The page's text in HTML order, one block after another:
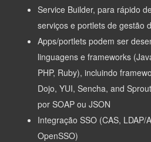
Service Builder, para rápido
serviços e portlets de gestão
Apps/portlets podem ser
linguagens e frameworks
PHP, Ruby), incluindo
Dojo, YUI, Sencha, and
por SOAP ou JSON
Integração SSO (CAS, LDAP/
OpenSSO)